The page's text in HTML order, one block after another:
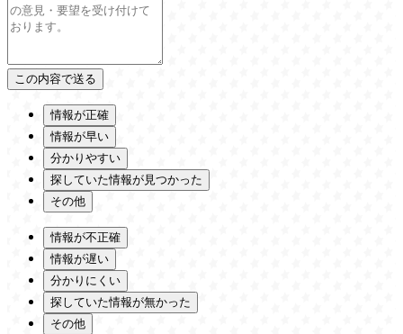
情報が正確
情報が早い
分かりやすい
探していた情報が見つかった
その他
情報が不正確
情報が遅い
分かりにくい
探していた情報が無かった
その他